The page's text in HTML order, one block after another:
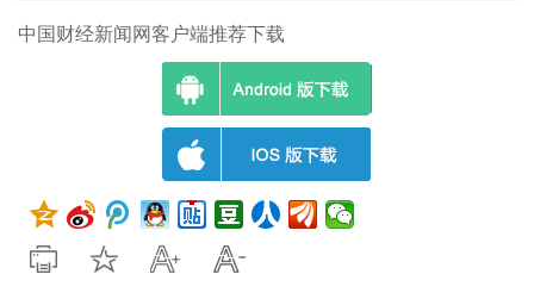
中国财经新闻网客户端推荐下载